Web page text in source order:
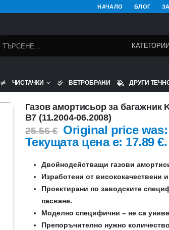
НАЧАЛО БЛОГ
КАТЕГОРИИ
ЧИСТАЧКИ ВЕТРОБРАНИ ДРУГИ
Газов амортисьор за багажник
B7 (11.2004-06.2008)
25.56€ Original price was:
Текущата цена е: 17.89 €.
Двойнодействащи газови
Изработени от висококачествени
Проектирани по заводските
пасване.
Моделно специфични – не са
Препоръчително нужно